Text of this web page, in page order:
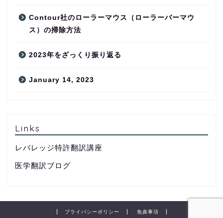
Contour社のローラーマウス（ローラーバーマウ
ス）の掃除方法
2023年をざっくり振り返る
January 14, 2023
Links
レバレッジ特許翻訳講座
医学翻訳ブログ
プライバシーポリシー 免責事項